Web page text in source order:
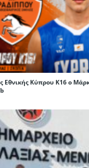
Εθνικής Κύπρου Κ16 ο